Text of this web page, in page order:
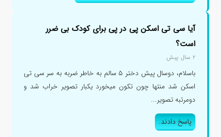
آیا سی تی اسکن پی در پی برای کودک بی ضرر
است؟
۲ سال پیش
باسلام، دوسال پیش دختر ۵ سالم به خاطر ضربه به سر سی تی
اسکن شد منتها چون تکون میخورد یکبار تصویر خراب شد و
دومرتبه تصویر...
پاسخ دادند.